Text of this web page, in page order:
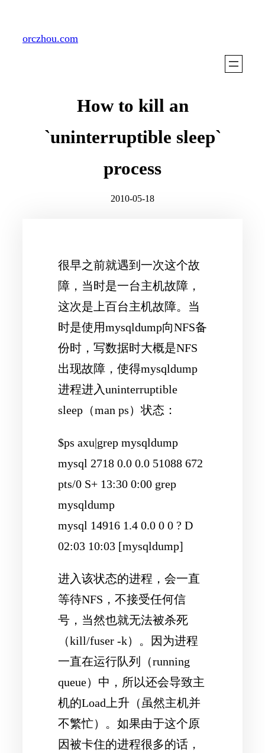
orczhou.com
How to kill an
`uninterruptible sleep`
process
2010-05-18
很早之前就遇到一次这个故
障，当时是一台主机故障，
这次是上百台主机故障。当
时是使用mysqldump向NFS备
份时，写数据时大概是NFS
出现故障，使得mysqldump
进程进入uninterruptible
sleep（man ps）状态：
$ps axu|grep mysqldump
mysql 2718 0.0 0.0 51088 672
pts/0 S+ 13:30 0:00 grep
mysqldump
mysql 14916 1.4 0.0 0 0 ? D
02:03 10:03 [mysqldump]
进入该状态的进程，会一直
等待NFS，不接受任何信
号，当然也就无法被杀死
（kill/fuser -k）。因为进程
一直在运行队列（running
queue）中，所以还会导致主
机的Load上升（虽然主机并
不繁忙）。如果由于这个原
因被卡住的进程很多的话，